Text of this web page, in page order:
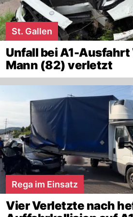
St. Gallen
Unfall bei A1-Ausfahrt
Mann (82) verletzt
Rega im Einsatz
Vier Verletzte nach